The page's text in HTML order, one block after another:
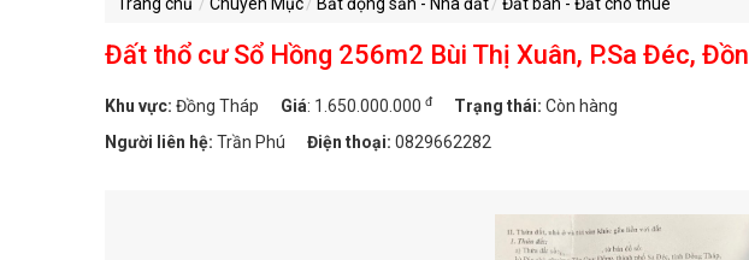
Đất thổ cư Sổ Hồng 256m2 Bùi Thị Xuân, P.Sa Đéc,
Khu vực: Đồng Tháp Giá: 1.650.000.000 đ Trạng thái: Còn hàng
Người liên hệ: Trần Phú Điện thoại: 0829662282